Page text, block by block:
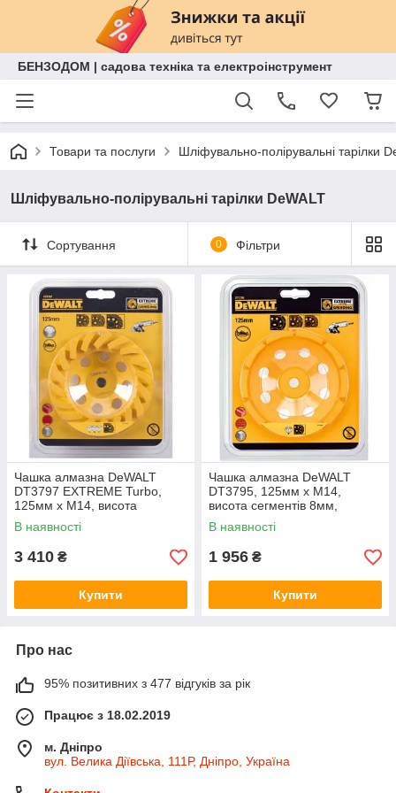
БЕНЗОДОМ | садова техніка та електроінструмент
Товари та послуги Шліфувально-полірувальні тарілки
Шліфувально-полірувальні тарілки DeWALT
Сортування 0 Фільтри
Чашка алмазна DeWALT
DT3797 EXTREME Turbo,
125мм х М14, висота
сегментів 8мм, швидка точна
фінішна обробка бетонних
В наявності
3 410 ₴
Купити
Чашка алмазна DeWALT
DT3795, 125мм х М14,
висота сегментів 8мм,
однорядна, для обробки
кераміки, цеглини, кам'яної
В наявності
1 956 ₴
Купити
Про нас
95% позитивних з 477 відгуків за рік
Працює з 18.02.2019
м. Дніпро
вул. Велика Діївська, 111Р, Дніпро, Україна